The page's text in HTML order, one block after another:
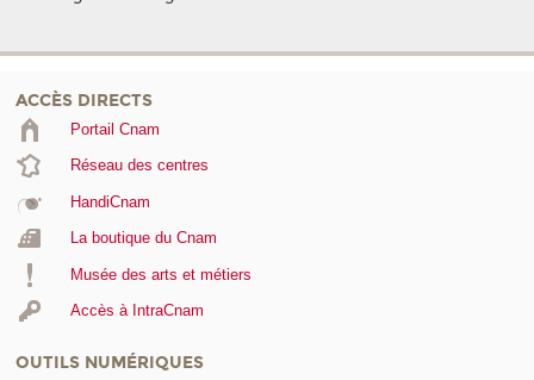
ACCÈS DIRECTS
Portail Cnam
Réseau des centres
HandiCnam
La boutique du Cnam
Musée des arts et métiers
Accès à IntraCnam
OUTILS NUMÉRIQUES